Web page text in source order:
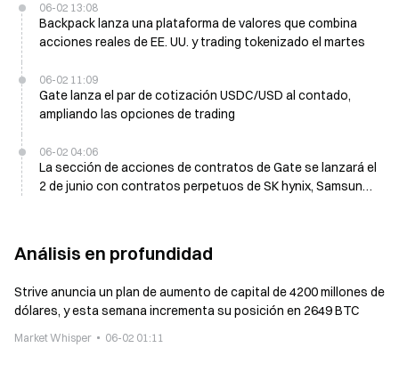
06-02 13:08
Backpack lanza una plataforma de valores que combina
acciones reales de EE. UU. y trading tokenizado el martes
06-02 11:09
Gate lanza el par de cotización USDC/USD al contado,
ampliando las opciones de trading
06-02 04:06
La sección de acciones de contratos de Gate se lanzará el
2 de junio con contratos perpetuos de SK hynix, Samsung
Análisis en profundidad
Strive anuncia un plan de aumento de capital de 4200 millones de
dólares, y esta semana incrementa su posición en 2649 BTC
Market Whisper 06-02 01:11